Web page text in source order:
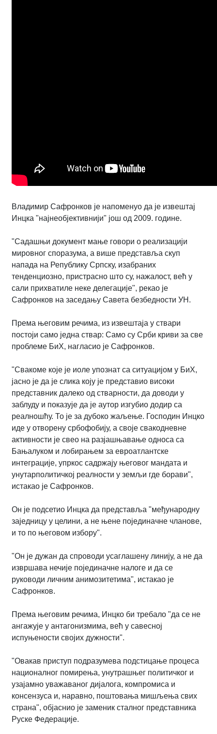
Владимир Сафронков је напоменуо да је извештај
Инцка "најнеобјективнији" још од 2009. године.
"Садашњи документ мање говори о реализацији
мировног споразума, а више представља скуп
напада на Републику Српску, изабраних
тенденциозно, пристрасно што су, нажалост, већ у
сали прихватиле неке делегације", рекао је
Сафронков на заседању Савета безбедности УН.
Према његовим речима, из извештаја у ствари
постоји само једна ствар: Само су Срби криви за све
проблеме БиХ, нагласио је Сафронков.
"Свакоме које је иоле упознат са ситуацијом у БиХ,
јасно је да је слика коју је представио високи
представник далеко од стварности, да доводи у
заблуду и показује да је аутор изгубио додир са
реалношћу. То је за дубоко жаљење. Господин Инцко
иде у отворену србофобију, а своје свакодневне
активности је свео на разјашњавање односа са
Бањалуком и лобирањем за евроатлантске
интеграције, упркос садржају његовог мандата и
унутарполитичкој реалности у земљи где борави",
истакао је Сафронков.
Он је подсетио Инцка да представља "међународну
заједницу у целини, а не њене појединачне чланове,
и то по његовом избору".
"Он је дужан да спроводи усаглашену линију, а не да
извршава нечије појединачне налоге и да се
руководи личним анимозитетима", истакао је
Сафронков.
Према његовим речима, Инцко би требало "да се не
ангажује у антагонизмима, већ у савесној
испуњености својих дужности".
"Овакав приступ подразумева подстицање процеса
националног помирења, унутрашњег политичког и
узајамно уважаваног дијалога, компромиса и
консензуса и, наравно, поштовања мишљења свих
страна", објаснио је заменик сталног представника
Руске Федерације.